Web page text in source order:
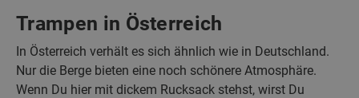
Trampen in Österreich
In Österreich verhält es sich ähnlich wie in Deutschland.
Nur die Berge bieten eine noch schönere Atmosphäre.
Wenn Du hier mit dickem Rucksack stehst, wirst Du